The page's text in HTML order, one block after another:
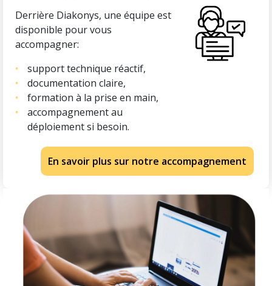
Derrière Diakonys, une équipe est
disponible pour vous
accompagner:
support technique réactif,
documentation claire,
formation à la prise en main,
accompagnement au
déploiement si besoin.
En savoir plus sur notre accompagnement